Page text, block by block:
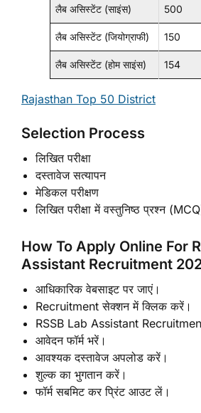
लैब असिस्टेंट (साइंस) 500
लैब असिस्टेंट (जियोग्राफी) 150
लैब असिस्टेंट (होम साइंस) 154
Rajasthan Top 50 District
Selection Process
लिखित परीक्षा
दस्तावेज सत्यापन
मेडिकल परीक्षण
लिखित परीक्षा में वस्तुनिष्ठ प्रश्न
How To Apply Online For
Assistant Recruitment
आधिकारिक वेबसाइट पर जाएं।
Recruitment सेक्शन में क्लिक करें।
RSSB Lab Assistant
आवेदन फॉर्म भरें।
आवश्यक दस्तावेज अपलोड करें।
शुल्क का भुगतान करें।
फॉर्म सबमिट कर प्रिंट आउट लें।